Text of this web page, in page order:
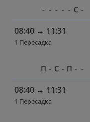
- - - - - С -
08:40 → 11:31
1 Пересадка
П - С - П - -
08:40 → 11:31
1 Пересадка